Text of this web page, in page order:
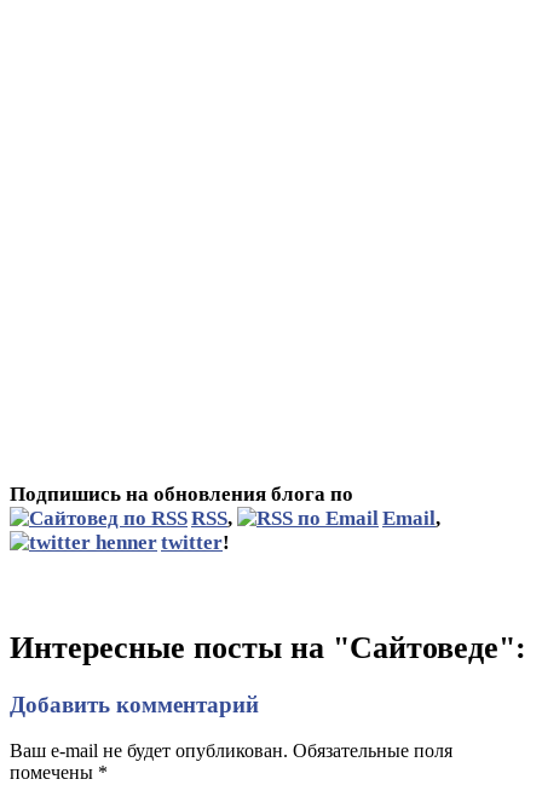
Подпишись на обновления блога по
RSS, Email,
twitter!
Интересные посты на "Сайтоведе":
Добавить комментарий
Ваш e-mail не будет опубликован. Обязательные поля
помечены *